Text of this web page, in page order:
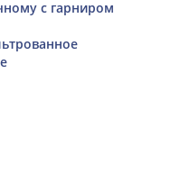
с гарниром